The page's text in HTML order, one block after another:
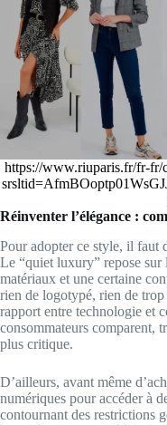
https://www.riuparis.fr/fr-fr/
Réinventer l’élégance :
Pour adopter ce style, il faut
Le “quiet luxury” repose
matériaux et une certaine
rien de logotypé, rien de
rapport entre technologie et
consommateurs comparent,
plus critique.
D’ailleurs, avant même
numériques pour accéder à
contournant des restrictions